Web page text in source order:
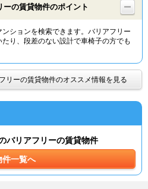
TOP
の賃貸物件のポイント
ションを検索できます。バリアフリー
り、段差のない設計で車椅子の方でも
リーの賃貸物件のオススメ情報を見る
バリアフリーの賃貸物件
件一覧へ